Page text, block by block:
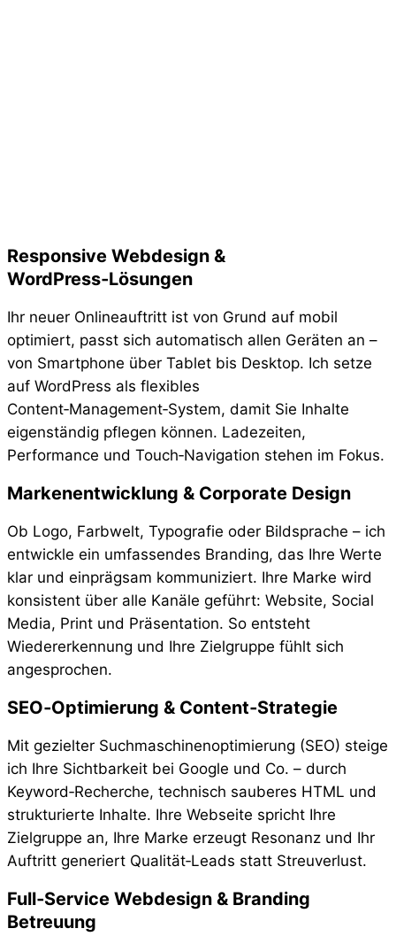
Responsive Webdesign &
WordPress‑Lösungen
Ihr neuer Onlineauftritt ist von Grund auf mobil
optimiert, passt sich automatisch allen Geräten an –
von Smartphone über Tablet bis Desktop. Ich setze
auf WordPress als flexibles
Content‑Management‑System, damit Sie Inhalte
eigenständig pflegen können. Ladezeiten,
Performance und Touch‑Navigation stehen im Fokus.
Markenentwicklung & Corporate Design
Ob Logo, Farbwelt, Typografie oder Bildsprache – ich
entwickle ein umfassendes Branding, das Ihre Werte
klar und einprägsam kommuniziert. Ihre Marke wird
konsistent über alle Kanäle geführt: Website, Social
Media, Print und Präsentation. So entsteht
Wiedererkennung und Ihre Zielgruppe fühlt sich
angesprochen.
SEO‑Optimierung & Content‑Strategie
Mit gezielter Suchmaschinenoptimierung (SEO) steige
ich Ihre Sichtbarkeit bei Google und Co. – durch
Keyword‑Recherche, technisch sauberes HTML und
strukturierte Inhalte. Ihre Webseite spricht Ihre
Zielgruppe an, Ihre Marke erzeugt Resonanz und Ihr
Auftritt generiert Qualität‑Leads statt Streuverlust.
Full‑Service Webdesign & Branding
Betreuung